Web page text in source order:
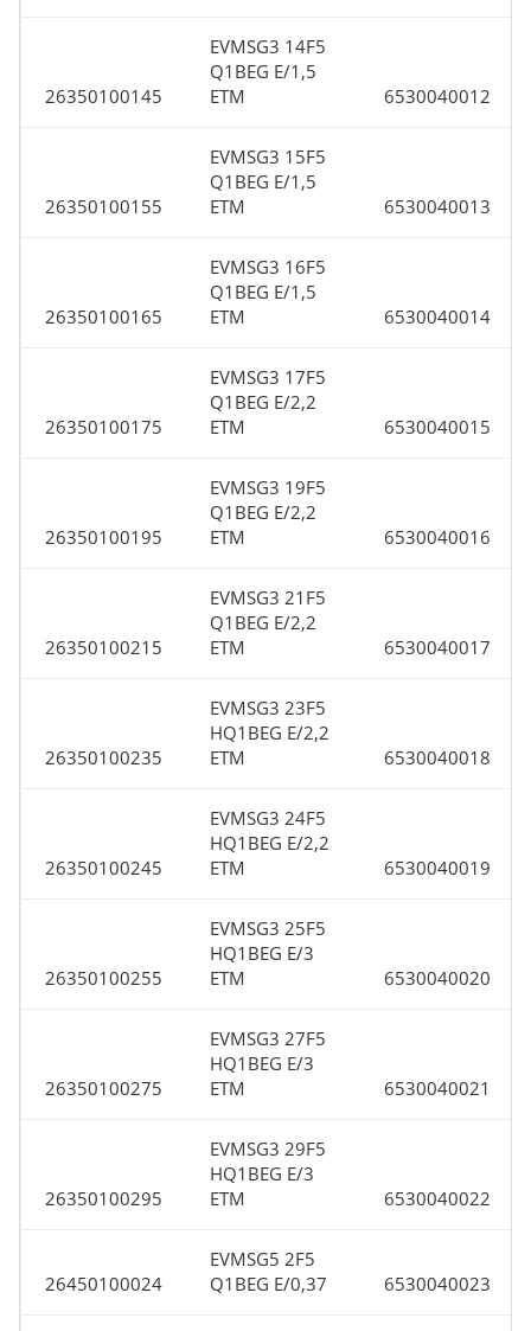
26350100145
EVMSG3 14F5
Q1BEG E/1,5
ETM
6530040012
26350100155
EVMSG3 15F5
Q1BEG E/1,5
ETM
6530040013
26350100165
EVMSG3 16F5
Q1BEG E/1,5
ETM
6530040014
26350100175
EVMSG3 17F5
Q1BEG E/2,2
ETM
6530040015
26350100195
EVMSG3 19F5
Q1BEG E/2,2
ETM
6530040016
26350100215
EVMSG3 21F5
Q1BEG E/2,2
ETM
6530040017
26350100235
EVMSG3 23F5
HQ1BEG E/2,2
ETM
6530040018
26350100245
EVMSG3 24F5
HQ1BEG E/2,2
ETM
6530040019
26350100255
EVMSG3 25F5
HQ1BEG E/3
ETM
6530040020
26350100275
EVMSG3 27F5
HQ1BEG E/3
ETM
6530040021
26350100295
EVMSG3 29F5
HQ1BEG E/3
ETM
6530040022
26450100024
EVMSG5 2F5
Q1BEG E/0,37
6530040023